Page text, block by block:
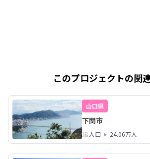
このプロジェクトの関
山口県
下関市
人口 24.06万人